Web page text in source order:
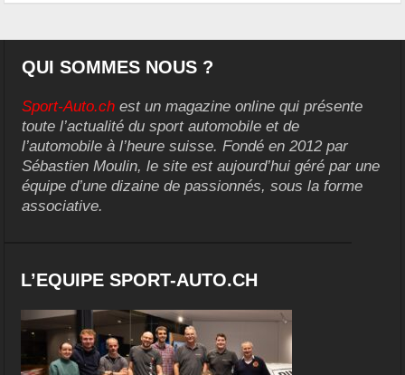
QUI SOMMES NOUS ?
Sport-Auto.ch est un magazine online qui présente
toute l’actualité du sport automobile et de
l’automobile à l’heure suisse. Fondé en 2012 par
Sébastien Moulin, le site est aujourd’hui géré par une
équipe d’une dizaine de passionnés, sous la forme
associative.
L’EQUIPE SPORT-AUTO.CH